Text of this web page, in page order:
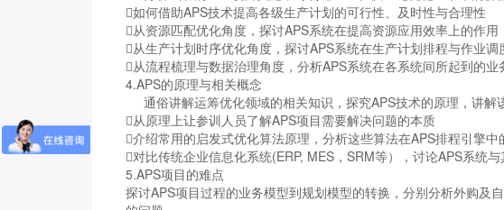
如何借助APS技术提高各级生产计划的可行性、及时性与合理性
从资源匹配优化角度，探讨APS系统在提高资源应用效率上的作用
从生产计划时序优化角度，探讨APS系统在生产计划排程与作业调
从流程梳理与数据治理角度，分析APS系统在各系统间所起到的业
4.APS的原理与相关概念
通俗讲解运筹优化领域的相关知识，探究APS技术的原理，讲解
从原理上让参训人员了解APS项目需要解决问题的本质
介绍常用的启发式优化算法原理，分析这些算法在APS排程引擎中
对比传统企业信息化系统(ERP, MES，SRM等），讨论APS系统
5.APS项目的难点
探讨APS项目过程的业务模型到规划模型的转换，分别分析外购及